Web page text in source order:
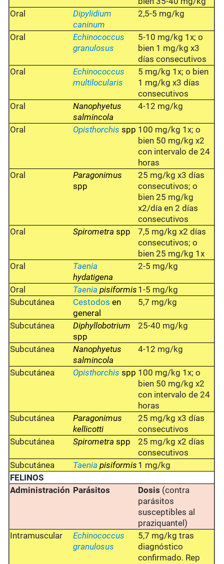
Oral
Dipylidium
caninum
2,5-5 mg/kg
Oral
Echinococcus
granulosus
5-10 mg/kg 1x; o
bien 1 mg/kg x3
días consecutivos
Oral
Echinococcus
multilocularis
5 mg/kg 1x; o bien
1 mg/kg x3 días
consecutivos
Oral
Nanophyetus
salmincola
4-12 mg/kg
Oral Opisthorchis spp 100 mg/kg 1x; o
bien 50 mg/kg x2
con intervalo de 24
horas
Oral
Paragonimus
spp
25 mg/kg x3 días
consecutivos; o
bien 25 mg/kg
x2/día en 2 días
consecutivos
Oral
Spirometraspp
7,5 mg/kg x2 días
consecutivos; o
bien 25 mg/kg 1x
Oral
Taenia
hydatigena
2-5 mg/kg
Oral Taenia pisiformis 1-5 mg/kg
Subcutánea
Cestodos en
general
5,7 mg/kg
Subcutánea
Diphyllobotrium
spp
25-40 mg/kg
Subcutánea
Nanophyetus
salmincola
4-12 mg/kg
Subcutánea Opisthorchis spp 100 mg/kg 1x; o
bien 50 mg/kg x2
con intervalo de 24
horas
Subcutánea
Paragonimus
kellicotti
25 mg/kg x3 días
consecutivos
Subcutánea
Spirometraspp
25 mg/kg x2 días
consecutivos
Subcutánea
Taenia pisiformis 1 mg/kg
FELINOS
Administración Parásitos Dosis (contra
parásitos
susceptibles al
praziquantel)
Intramuscular
Echinococcus
granulosus
5,7 mg/kg tras
diagnóstico
confirmado. Rep